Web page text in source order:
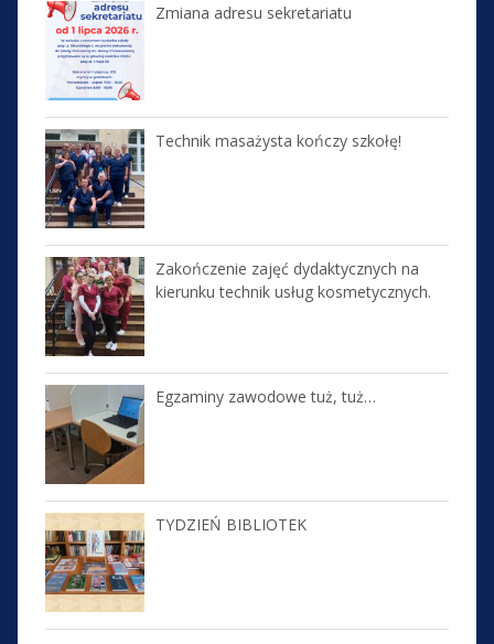
Zmiana adresu sekretariatu
Technik masażysta kończy szkołę!
Zakończenie zajęć dydaktycznych na
kierunku technik usług kosmetycznych.
Egzaminy zawodowe tuż, tuż…
TYDZIEŃ BIBLIOTEK